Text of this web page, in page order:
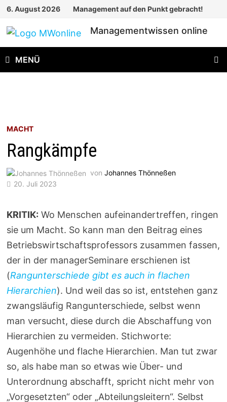
Zum
springen
6. August 2026 Management auf den Punkt gebracht!
Managementwissen online
MENÜ
MACHT
Rangkämpfe
vonJohannes Thönneßen
20. Juli 2023
KRITIK: Wo Menschen aufeinandertreffen, ringen
sie um Macht. So kann man den Beitrag eines
Betriebswirtschaftsprofessors zusammen fassen,
der in der managerSeminare erschienen ist
(Rangunterschiede gibt es auch in flachen
Hierarchien). Und weil das so ist, entstehen ganz
zwangsläufig Rangunterschiede, selbst wenn
man versucht, diese durch die Abschaffung von
Hierarchien zu vermeiden. Stichworte:
Augenhöhe und flache Hierarchien. Man tut zwar
so, als habe man so etwas wie Über- und
Unterordnung abschafft, spricht nicht mehr von
„Vorgesetzten“ oder „Abteilungsleitern“. Selbst